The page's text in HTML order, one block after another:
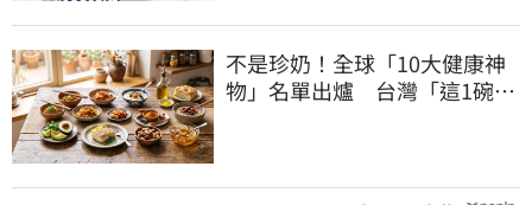
不是珍奶！全球「10大健康神
物」名單出爐 台灣「這1碗」